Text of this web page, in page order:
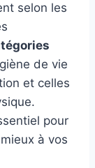
selon les
de vie
et celles
pour
à vos